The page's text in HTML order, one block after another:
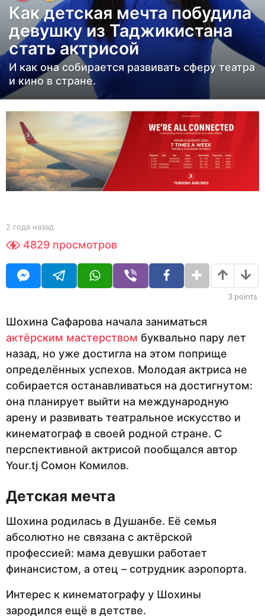
д
а
н
а
з
а
д
г
о
д
а
а
з
Как детская мечта побудила
девушку из Таджикистана
стать актрисой
И как она собирается развивать сферу театра
и кино в стране.
b
Y
O
R
2 года назад
о
а
н
а
д
4829 просмотров
3 points
Шохина Сафарова начала заниматься
актёрским мастерством буквально пару лет
назад, но уже достигла на этом поприще
определённых успехов. Молодая актриса не
собирается останавливаться на достигнутом:
она планирует выйти на международную
арену и развивать театральное искусство и
кинематограф в своей родной стране. С
перспективной актрисой пообщался автор
Your.tj Сомон Комилов.
Детская мечта
Шохина родилась в Душанбе. Её семья
абсолютно не связана с актёрской
профессией: мама девушки работает
финансистом, а отец – сотрудник аэропорта.
Интерес к кинематографу у Шохины
зародился ещё в детстве.